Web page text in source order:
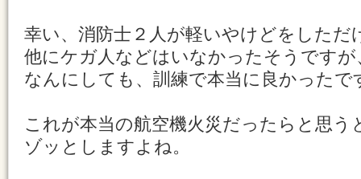
幸い、消防士２人が軽いやけどをしただ
他にケガ人などはいなかったそうですが
なんにしても、訓練で本当に良かったで
これが本当の航空機火災だったらと思う
ゾッとしますよね。